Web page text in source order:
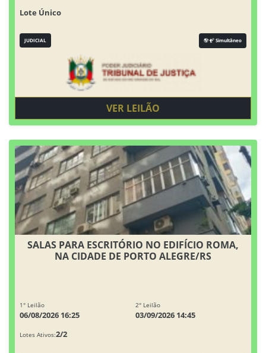
Lote Único
JUDICIAL Simultâneo
VER LEILÃO
SALAS PARA ESCRITÓRIO NO EDIFÍCIO ROMA,
NA CIDADE DE PORTO ALEGRE/RS
1° Leilão
06/08/2026 16:25
2° Leilão
03/09/2026 14:45
Lotes Ativos:2/2